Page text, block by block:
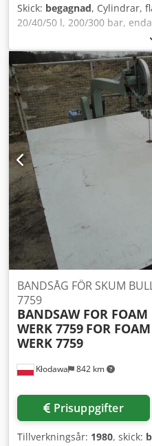
Skick: begagnad, Cylindrar,
20/40/50 l, 200/300 bar,
gasflaskor, 50 l, 200 bar,
40 l, 200 bar, 288 stycken.
gasflaskor, 20 l, 300 bar,
kompletta, tomma och
Kłodawa 842 km
BANDSÅG FÖR SKUM
7759
BANDSAW FOR
WERK 7759 FOR
WERK 7759
Prisuppgifter
Tillverkningsår: 1980, skick: